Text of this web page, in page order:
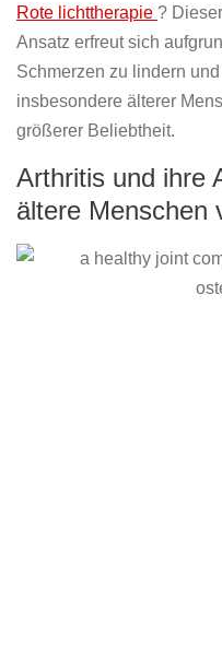
Rote lichttherapie ?
Ansatz erfreut sich
Schmerzen zu lindern
insbesondere älterer
größerer Beliebtheit.
Arthritis und ihre
ältere Menschen